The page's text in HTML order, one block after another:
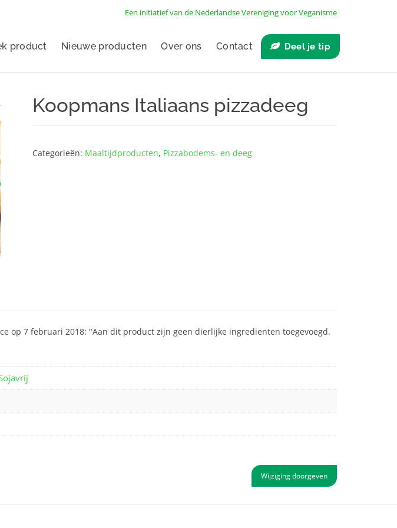
Een initiatief van de Nederlandse Vereniging voor Veganisme
product Nieuwe producten Over ons Contact Deel je tip
Koopmans Italiaans pizzadeeg
Categorieën: Maaltijdproducten, Pizzabodems- en deeg
op 7 februari 2018: "Aan dit product zijn geen dierlijke ingredienten toegevoegd.
Wijziging doorgeven